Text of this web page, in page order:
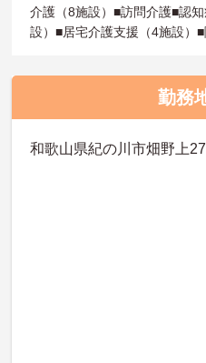
介護（8施設）■訪問介護■認
設）■居宅介護支援（4施設）
勤務
和歌山県紀の川市畑野上